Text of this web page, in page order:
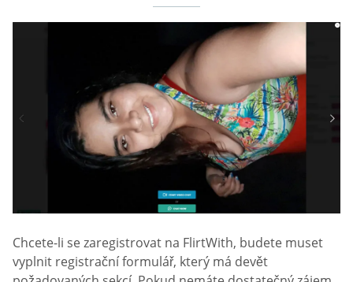
Chcete-li se zaregistrovat na FlirtWith, budete muset
vyplnit registrační formulář, který má devět